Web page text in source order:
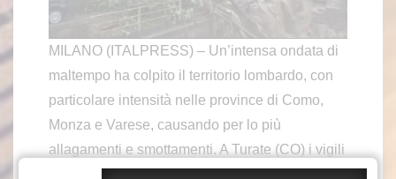
MILANO (ITALPRESS) – Un’intensa ondata di
maltempo ha colpito il territorio lombardo, con
particolare intensità nelle province di Como,
Monza e Varese, causando per lo più
allagamenti e smottamenti. A Turate (CO) i vigili